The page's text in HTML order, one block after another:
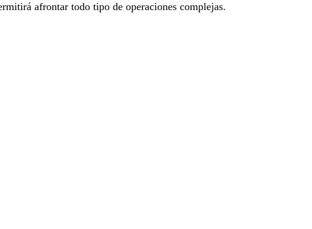
afrontar todo tipo de operaciones complejas.